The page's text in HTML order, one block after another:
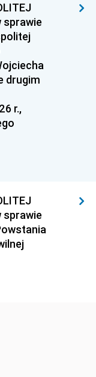
1952
1949
1937
sprawie
drugim
r.,
sprawie